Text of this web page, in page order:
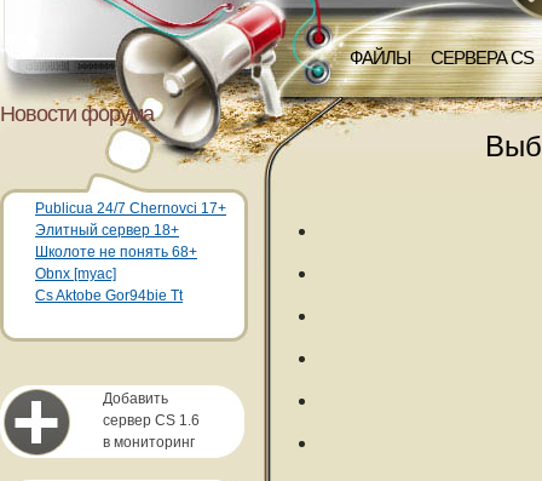
ФАЙЛЫ СЕРВЕРА CS
Новости форума
Publicua 24/7 Chernovci 17+
Элитный сервер 18+
Школоте не понять 68+
Obnx [myac]
Cs Aktobe Gor94bie Tt
Добавить
сервер CS 1.6
в мониторинг